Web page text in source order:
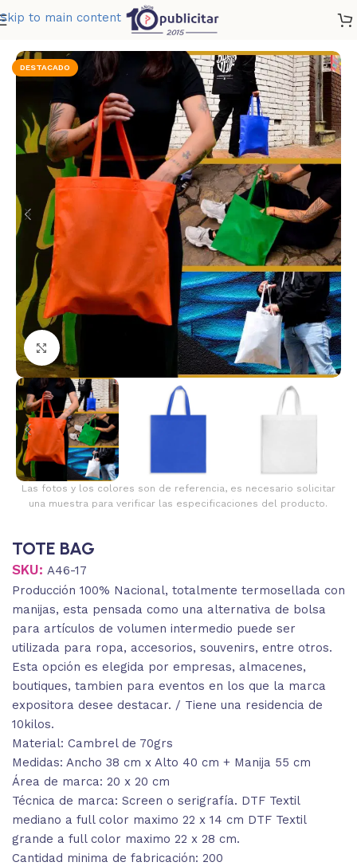
Skip to main content
TOTE BAG
DESTACADO
Clic para ampliar
Las fotos y los colores son de referencia, es necesario solicitar
una muestra para verificar las especificaciones del producto.
TOTE BAG
SKU: A46-17
Producción 100% Nacional, totalmente termosellada con
manijas, esta pensada como una alternativa de bolsa
para artículos de volumen intermedio puede ser
utilizada para ropa, accesorios, souvenirs, entre otros.
Esta opción es elegida por empresas, almacenes,
boutiques, tambien para eventos en los que la marca
expositora desee destacar. / Tiene una residencia de
10kilos.
Material: Cambrel de 70grs
Medidas: Ancho 38 cm x Alto 40 cm + Manija 55 cm
Área de marca: 20 x 20 cm
Técnica de marca: Screen o serigrafía. DTF Textil
mediano a full color maximo 22 x 14 cm DTF Textil
grande a full color maximo 22 x 28 cm.
Cantidad minima de fabricación: 200